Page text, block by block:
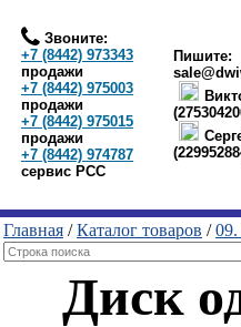
Звоните:
+7 (8442) 973343
продажи
+7 (8442) 975003
продажи
+7 (8442) 975015
продажи
+7 (8442) 974787
сервис РСС
Пишите:
Главная /Каталог товаров /
Диск